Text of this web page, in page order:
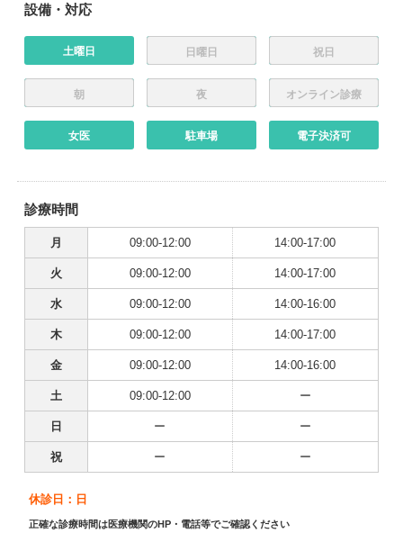
設備・対応
土曜日 日曜日 祝日
朝 夜 オンライン診療
女医 駐車場 電子決済可
診療時間
月 09:00-12:00 14:00-17:00
火 09:00-12:00 14:00-17:00
水 09:00-12:00 14:00-16:00
木 09:00-12:00 14:00-17:00
金 09:00-12:00 14:00-16:00
土 09:00-12:00 ー
日 ー ー
祝 ー ー
休診日：日
正確な診療時間は医療機関のHP・電話等でご確認ください